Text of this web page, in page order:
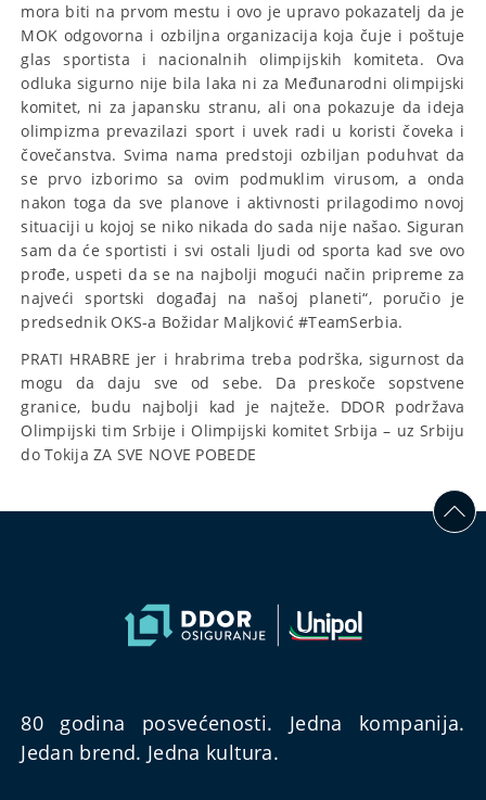
mora biti na prvom mestu i ovo je upravo pokazatelj da je
MOK odgovorna i ozbiljna organizacija koja čuje i poštuje
glas sportista i nacionalnih olimpijskih komiteta. Ova
odluka sigurno nije bila laka ni za Međunarodni olimpijski
komitet, ni za japansku stranu, ali ona pokazuje da ideja
olimpizma prevazilazi sport i uvek radi u koristi čoveka i
čovečanstva. Svima nama predstoji ozbiljan poduhvat da
se prvo izborimo sa ovim podmuklim virusom, a onda
nakon toga da sve planove i aktivnosti prilagodimo novoj
situaciji u kojoj se niko nikada do sada nije našao. Siguran
sam da će sportisti i svi ostali ljudi od sporta kad sve ovo
prođe, uspeti da se na najbolji mogući način pripreme za
najveći sportski događaj na našoj planeti“, poručio je
predsednik OKS-a Božidar Maljković #TeamSerbia.
PRATI HRABRE jer i hrabrima treba podrška, sigurnost da
mogu da daju sve od sebe. Da preskoče sopstvene
granice, budu najbolji kad je najteže. DDOR podržava
Olimpijski tim Srbije i Olimpijski komitet Srbija – uz Srbiju
do Tokija ZA SVE NOVE POBEDE
80 godina posvećenosti. Jedna kompanija.
Jedan brend. Jedna kultura.